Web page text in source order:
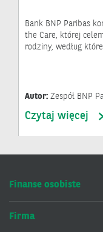
Bank BNP Paribas
the Care, której
rodziny, według
Autor: Zespół BNP
Czytaj więcej
Finanse osobiste
Firma